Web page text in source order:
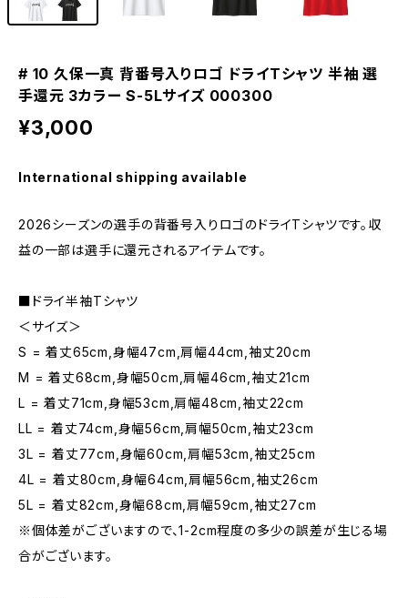
# 10 久保一真 背番号入りロゴ ドライTシャツ 半袖 選
手還元 3カラー S-5Lサイズ 000300
¥3,000
International shipping available
2026シーズンの選手の背番号入りロゴのドライTシャツです。収
益の一部は選手に還元されるアイテムです。
■ドライ半袖Tシャツ
＜サイズ＞
S = 着丈65cm,身幅47cm,肩幅44cm,袖丈20cm
M = 着丈68cm,身幅50cm,肩幅46cm,袖丈21cm
L = 着丈71cm,身幅53cm,肩幅48cm,袖丈22cm
LL = 着丈74cm,身幅56cm,肩幅50cm,袖丈23cm
3L = 着丈77cm,身幅60cm,肩幅53cm,袖丈25cm
4L = 着丈80cm,身幅64cm,肩幅56cm,袖丈26cm
5L = 着丈82cm,身幅68cm,肩幅59cm,袖丈27cm
※個体差がございますので、1-2cm程度の多少の誤差が生じる場
合がございます。